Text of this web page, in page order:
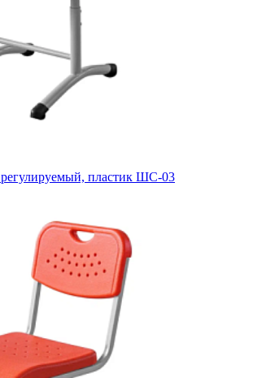
пластик ШС-03